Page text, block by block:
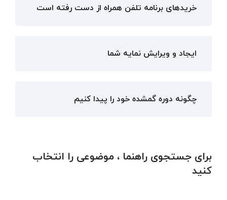
خریدهای برنامه تلفن همراه از دست رفته است
ایجاد و ویرایش نمایه شما
چگونه دوره گمشده خود را پیدا کنیم
برای جستجوی راهنما ، موضوعی را انتخاب
کنید